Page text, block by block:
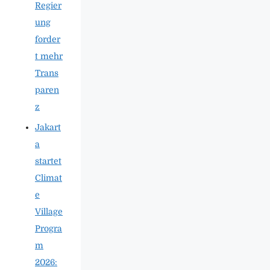
Regier
ung
forder
t mehr
Trans
paren
z
Jakart
a
startet
Climat
e
Village
Progra
m
2026: